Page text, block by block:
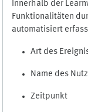
Innerhalb der
Funktionalitäten
automatisiert
Art des
Name des
Zeitpunkt